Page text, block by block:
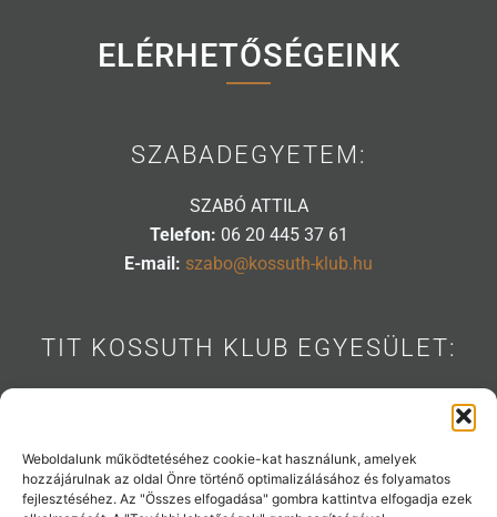
Weboldalunk működtetéséhez cookie-kat használunk, amelyek
hozzájárulnak az oldal Önre történő optimalizálásához és folyamatos
fejlesztéséhez. Az "Összes elfogadása" gombra kattintva elfogadja ezek
ELÉRHETŐSÉGEINK
SZABADEGYETEM:
SZABÓ ATTILA
Telefon: 06 20 445 37 61
E-mail: szabo@kossuth-klub.hu
TIT KOSSUTH KLUB EGYESÜLET:
E-mail: info@kossuth-klub.hu